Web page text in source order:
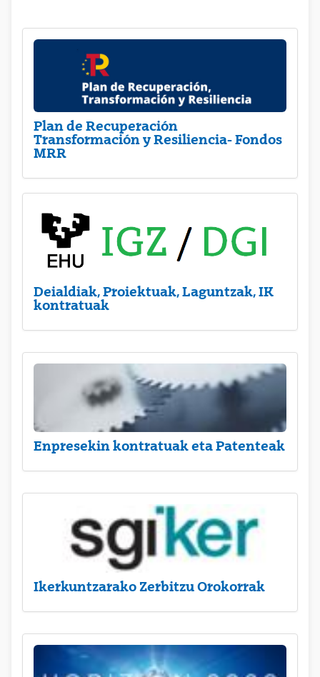
Plan de Recuperación
Transformación y Resiliencia- Fondos
MRR
Deialdiak, Proiektuak, Laguntzak, IK
kontratuak
Enpresekin kontratuak eta Patenteak
Ikerkuntzarako Zerbitzu Orokorrak